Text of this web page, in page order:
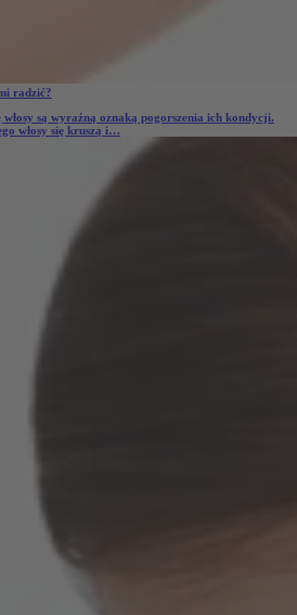
radzić?
są wyraźną oznaką pogorszenia ich kondycji.
włosy się kruszą i…